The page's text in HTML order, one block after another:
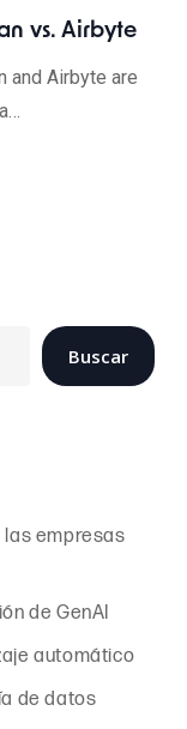
vs. Airbyte
and Airbyte are
Buscar
las empresas
de GenAI
automático
de datos